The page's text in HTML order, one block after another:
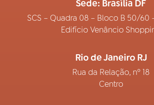
Sede: Brasília DF
SCS – Quadra 08 – Bloco B 50/60
Edifício Venâncio
Rio de Janeiro RJ
Rua da Relação, nº 18
Centro